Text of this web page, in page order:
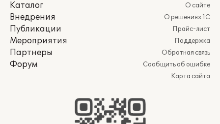
Каталог
Внедрения
Публикации
Мероприятия
Партнеры
Форум
О сайте
О решениях 1С
Прайс-лист
Поддержка
Обратная связь
Сообщить об ошибке
Карта сайта